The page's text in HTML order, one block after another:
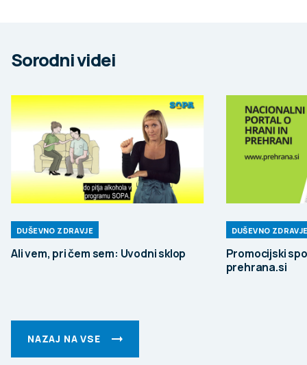
Sorodni videi
DUŠEVNO ZDRAVJE
Ali vem, pri čem sem: Uvodni sklop
DUŠEVNO
Promocijski
prehrana.si
NAZAJ NA VSE